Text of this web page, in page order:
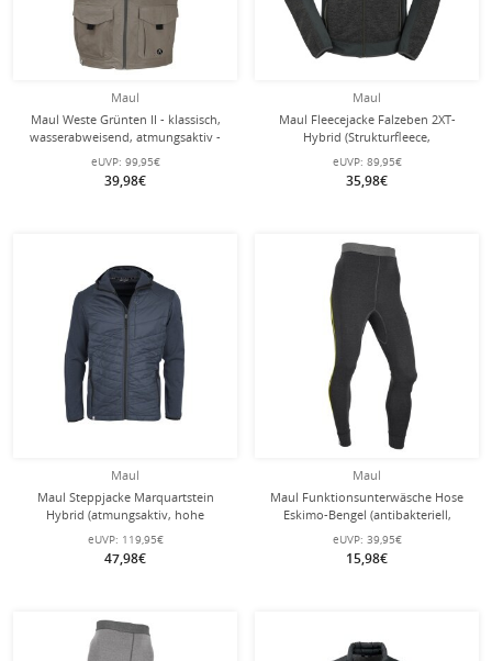
Maul
Maul Weste Grünten II - klassisch,
wasserabweisend, atmungsaktiv -
beige Herren - Übergröße -
eUVP: 99,95€
39,98€
Maul
Maul Fleecejacke Falzeben 2XT-
Hybrid (Strukturfleece,
atmungsaktiv)
schwarz/anthrazitgrau Herren
eUVP: 89,95€
35,98€
Maul
Maul Steppjacke Marquartstein
Hybrid (atmungsaktiv, hohe
Wärmeisolierung) dunkelblau
Herren
eUVP: 119,95€
47,98€
Maul
Maul Funktionsunterwäsche Hose
Eskimo-Bengel (antibakteriell,
atmungsaktiv, elastisch) schwarz
Herren
eUVP: 39,95€
15,98€